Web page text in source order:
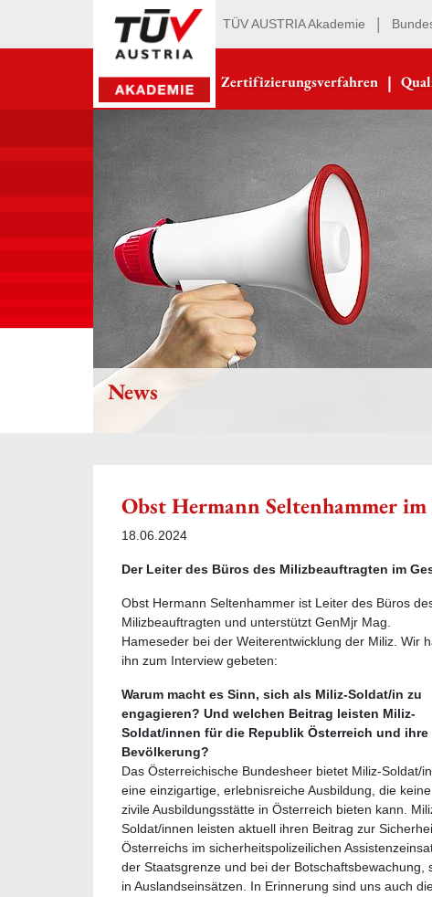
TÜV AUSTRIA Akademie
Zertifizierungsverfahren |
News
Obst Hermann Seltenhammer
18.06.2024
Der Leiter des Büros des Milizbeauftragten im
Obst Hermann Seltenhammer ist Leiter des Büros
Milizbeauftragten und unterstützt GenMjr Mag.
Hameseder bei der Weiterentwicklung der Miliz. Wir
ihn zum Interview gebeten:
Warum macht es Sinn, sich als Miliz-Soldat/in zu
engagieren? Und welchen Beitrag leisten Miliz-
Soldat/innen für die Republik Österreich und ihre
Bevölkerung?
Das Österreichische Bundesheer bietet Miliz-Soldat/
eine einzigartige, erlebnisreiche Ausbildung, die keine
zivile Ausbildungsstätte in Österreich bieten kann.
Soldat/innen leisten aktuell ihren Beitrag zur
Österreichs im sicherheitspolizeilichen
der Staatsgrenze und bei der Botschaftsbewachung,
in Auslandseinsätzen. In Erinnerung sind uns auch